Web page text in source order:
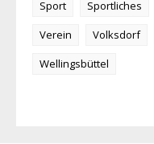
Sport
Sportliches
Verein
Volksdorf
Wellingsbüttel